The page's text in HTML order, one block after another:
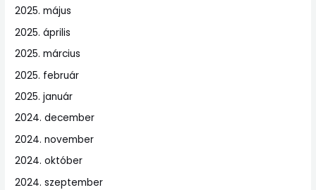
2025. május
2025. április
2025. március
2025. február
2025. január
2024. december
2024. november
2024. október
2024. szeptember